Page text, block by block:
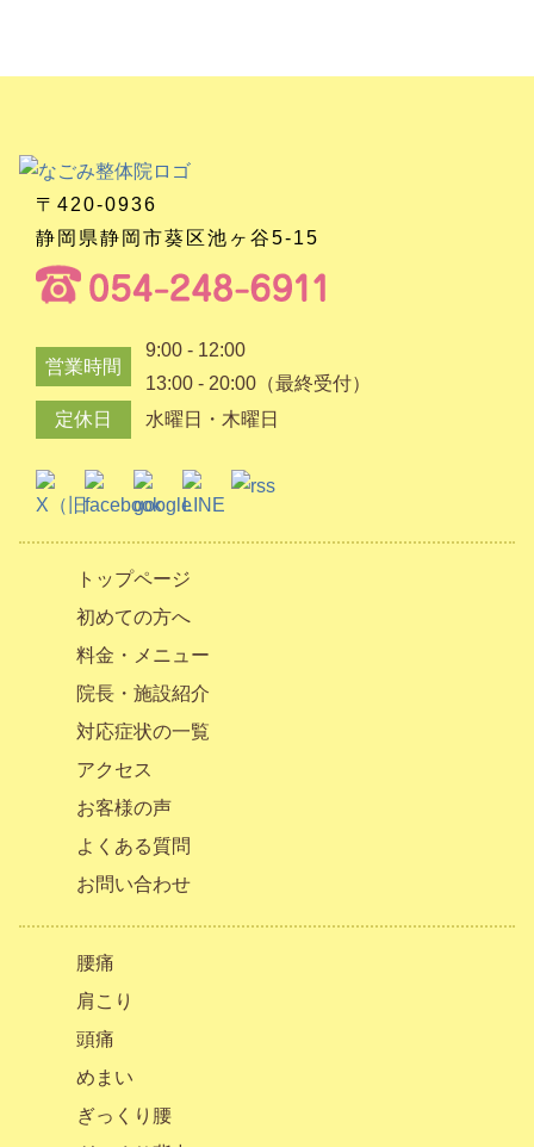
〒420-0936
静岡県静岡市葵区池ヶ谷5-15
営業時間
9:00 - 12:00
13:00 - 20:00（最終受付）
定休日
水曜日・木曜日
トップページ
初めての方へ
料金・メニュー
院長・施設紹介
対応症状の一覧
アクセス
お客様の声
よくある質問
お問い合わせ
腰痛
肩こり
頭痛
めまい
ぎっくり腰